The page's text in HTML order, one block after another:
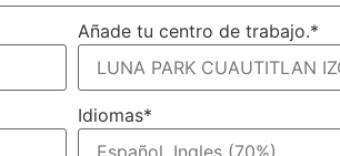
Añade tu centro de trabajo.*
Idiomas*